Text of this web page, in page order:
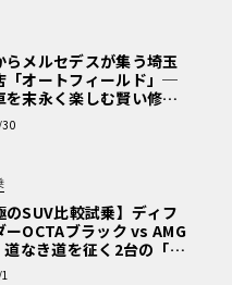
らメルセデスが集う埼玉
「オートフィールド」─
末永く楽しむ賢い修理
プロがフックス製オイル
由〈PR〉
のSUV比較試乗】ディフ
ーOCTAブラック vs AMG
道なき道を征く2台の「対
ローチ」